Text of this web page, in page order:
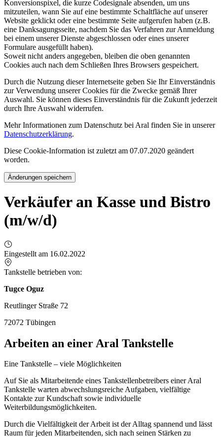
Konversionspixel, die kurze Codesignale absenden, um uns
mitzuteilen, wann Sie auf eine bestimmte Schaltfläche auf unserer
Website geklickt oder eine bestimmte Seite aufgerufen haben (z.B.
eine Danksagungsseite, nachdem Sie das Verfahren zur Anmeldung
bei einem unserer Dienste abgeschlossen oder eines unserer
Formulare ausgefüllt haben).
Soweit nicht anders angegeben, bleiben die oben genannten
Cookies auch nach dem Schließen Ihres Browsers gespeichert.
Durch die Nutzung dieser Internetseite geben Sie Ihr Einverständnis
zur Verwendung unserer Cookies für die Zwecke gemäß Ihrer
Auswahl. Sie können dieses Einverständnis für die Zukunft jederzeit
durch Ihre Auswahl widerrufen.
Mehr Informationen zum Datenschutz bei Aral finden Sie in unserer
Datenschutzerklärung.
Diese Cookie-Information ist zuletzt am 07.07.2020 geändert
worden.
Änderungen speichern
Verkäufer an Kasse und Bistro
(m/w/d)
Eingestellt am 16.02.2022
Tankstelle betrieben von:
Tugce Oguz
Reutlinger Straße 72
72072 Tübingen
Arbeiten an einer Aral Tankstelle
Eine Tankstelle – viele Möglichkeiten
Auf Sie als Mitarbeitende eines Tankstellenbetreibers einer Aral
Tankstelle warten abwechslungsreiche Aufgaben, vielfältige
Kontakte zur Kundschaft sowie individuelle
Weiterbildungsmöglichkeiten.
Durch die Vielfältigkeit der Arbeit ist der Alltag spannend und lässt
Raum für jeden Mitarbeitenden, sich nach seinen Stärken zu